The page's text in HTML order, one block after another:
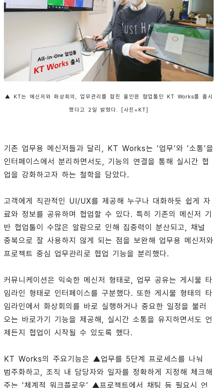
▲ KT는 메신저와 화상회의, 업무관리를 합친 올인원 협업툴인 KT Works를 출시
했다고 2일 밝혔다. [사진=KT]
기존 업무용 메신저들과 달리, KT Works는 ‘업무’와 ‘소통’을
인터페이스에서 분리하면서도, 기능의 연결을 통해 실시간 협
업을 강화하고자 하는 철학을 담았다.
고객에게 직관적인 UI/UX를 제공해 누구나 대화하듯 쉽게 자
료와 정보를 공유하며 협업할 수 있다. 특히 기존의 메신저 기
반 협업툴이 수많은 알람으로 인해 집중력이 분산되고, 채널
중복으로 잘 사용하지 않게 되는 점을 보완해 업무용 메신저와
프로젝트 중심 업무관리로 협업 기능을 분리했다.
커뮤니케이션은 익숙한 메신저 형태로, 업무 공유는 게시물 타
임라인 형태로 인터페이스를 구분했다. 또한 게시물 형태의 타
임라인에서 화상회의를 바로 실행하거나 중요한 일정을 불러
오는 바로가기 기능을 제공해, 실시간 소통을 유지하면서도 언
제든지 협업이 시작될 수 있도록 했다.
KT Works의 주요기능은 ▲업무를 5단계 프로세스를 나눠
범주화하고, 조직 내 담당자와 일자를 정확하게 지정해 체크해
주는 ‘체계적 워크플로우’ ▲프로젝트에서 채팅 등 필요시 언